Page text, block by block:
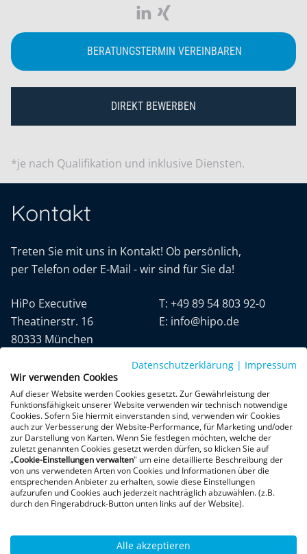
BERATUNGSTERMIN VEREINBAREN
DIREKT BEWERBEN
*je nach Qualifikation und inklusive Diensten.
Kontakt
Treten Sie mit uns in Kontakt! Ob persönlich,
per Telefon oder E-Mail - wir sind für Sie da!
HiPo Executive
Theatinerstr. 16
80333 München
T: +49 89 54 803 92-0
E: info@hipo.de
Datenschutz AGB Impressum
+300 Google-Rezensionen
★★★★★
4,9 von 5 Sternen
Datenschutzerklärung | Impressum
Wir verwenden Cookies
Auf dieser Website werden Cookies gesetzt. Zur Gewährleistung der
Funktionsfähigkeit unserer Website verwenden wir technisch notwendige
Cookies. Sofern Sie hiermit einverstanden sind, verwenden wir Cookies
auch zur Verbesserung der Website-Performance, für Marketing und/oder
zur Darstellung von Karten. Wenn Sie festlegen möchten, welche der
zuletzt genannten Cookies gesetzt werden dürfen, so klicken Sie auf
„Cookie-Einstellungen verwalten" um eine detaillierte Beschreibung der
von uns verwendeten Arten von Cookies und Informationen über die
entsprechenden Anbieter zu erhalten, sowie diese Einstellungen
aufzurufen und Cookies auch jederzeit nachträglich abzuwählen. (z.B.
durch den Fingerabdruck-Button unten links auf der Website).
Alle akzeptieren